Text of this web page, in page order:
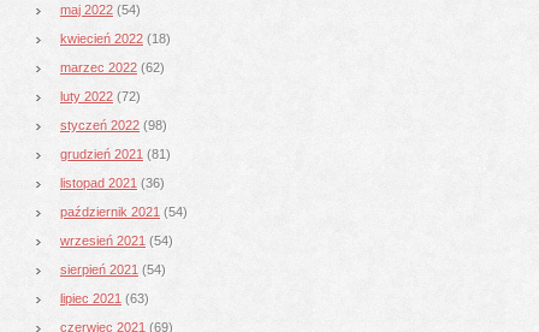
maj 2022 (54)
kwiecień 2022 (18)
marzec 2022 (62)
luty 2022 (72)
styczeń 2022 (98)
grudzień 2021 (81)
listopad 2021 (36)
październik 2021 (54)
wrzesień 2021 (54)
sierpień 2021 (54)
lipiec 2021 (63)
czerwiec 2021 (69)